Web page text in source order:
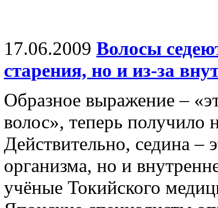
17.06.2009 Волосы
старения, но и из-за
Образное выражение –
волос», теперь получило
Действительно, седина –
организма, но и
учёные Токийского